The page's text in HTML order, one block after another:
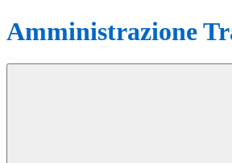
Amministrazione